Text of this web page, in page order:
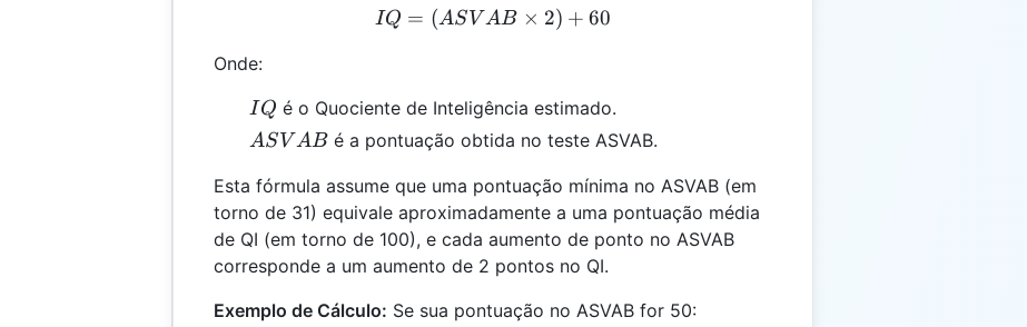
IQ = (ASVAB \times 2) + 60
IQ = (ASV AB × 2) + 60
Onde:
IQ
IQ é o Quociente de Inteligência estimado.
ASVAB
ASV AB é a pontuação obtida no teste ASVAB.
Esta fórmula assume que uma pontuação mínima no ASVAB (em
torno de 31) equivale aproximadamente a uma pontuação média
de QI (em torno de 100), e cada aumento de ponto no ASVAB
corresponde a um aumento de 2 pontos no QI.
Exemplo de Cálculo: Se sua pontuação no ASVAB for 50: